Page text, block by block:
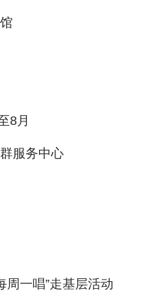
8月
服务中心
一唱”走基层活动